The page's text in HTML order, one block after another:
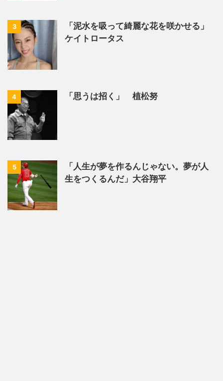
3
「泥水を吸って綺麗な花を咲かせる」
ケイトロータス
4 「思うは招く」 植松努
5
「人生が夢を作るんじゃない。夢が人
生をつくるんだ」大谷翔平